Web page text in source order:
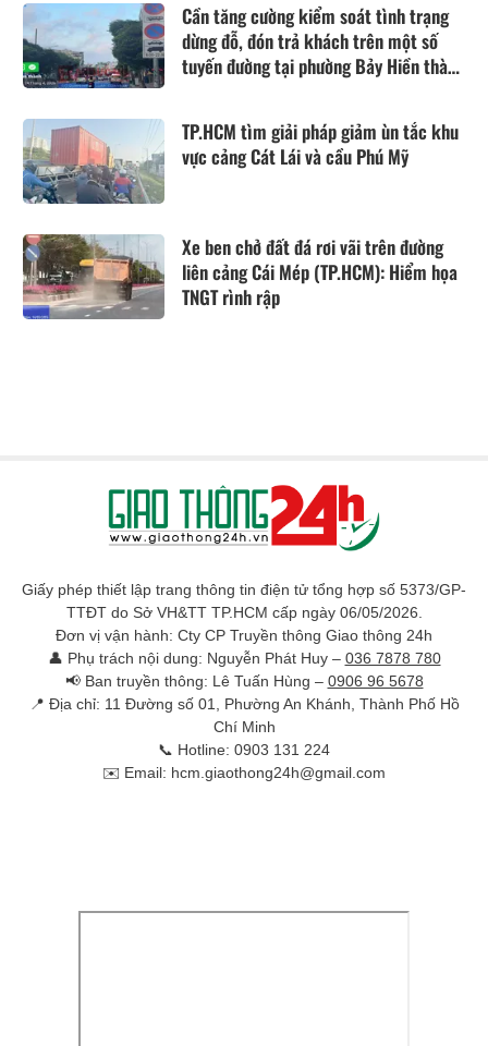
Cần tăng cường kiểm soát tình trạng
dừng đỗ, đón trả khách trên một số
tuyến đường tại phường Bảy Hiền thành
TP.HCM tìm giải pháp giảm ùn tắc khu
vực cảng Cát Lái và cầu Phú Mỹ
Xe ben chở đất đá rơi vãi trên đường
liên cảng Cái Mép (TP.HCM): Hiểm họa
TNGT rình rập
Giấy phép thiết lập trang thông tin điện tử tổng hợp số 5373/GP-
TTĐT do Sở VH&TT TP.HCM cấp ngày 06/05/2026.
Đơn vị vận hành: Cty CP Truyền thông Giao thông 24h
👤 Phụ trách nội dung: Nguyễn Phát Huy – 036 7878 780
📢 Ban truyền thông: Lê Tuấn Hùng – 0906 96 5678
📍 Địa chỉ: 11 Đường số 01, Phường An Khánh, Thành Phố Hồ
Chí Minh
📞 Hotline: 0903 131 224
✉️ Email: hcm.giaothong24h@gmail.com